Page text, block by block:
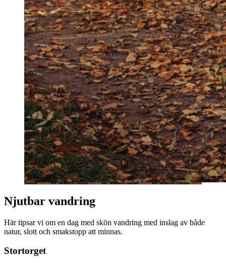
Njutbar vandring
Här tipsar vi om en dag med skön vandring med inslag av både
natur, slott och smakstopp att minnas.
Stortorget